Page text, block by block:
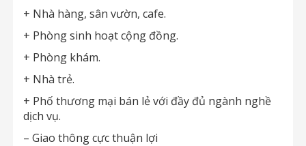
+ Nhà hàng, sân vườn, cafe.
+ Phòng sinh hoạt cộng đồng.
+ Phòng khám.
+ Nhà trẻ.
+ Phố thương mại bán lẻ với đầy đủ ngành nghề
dịch vụ.
– Giao thông cực thuận lợi